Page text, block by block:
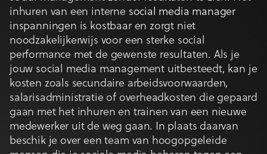
inhuren van een interne social media manager
inspanningen is kostbaar en zorgt niet
noodzakelijkerwijs voor een sterke social
performance met de gewenste resultaten. Als je
jouw social media management uitbesteedt, kan je
kosten zoals secundaire arbeidsvoorwaarden,
salarisadministratie of overheadkosten die gepaard
gaan met het inhuren en trainen van een nieuwe
medewerker uit de weg gaan. In plaats daarvan
beschik je over een team van hoogopgeleide